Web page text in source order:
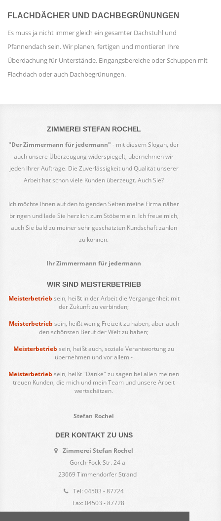
FLACHDÄCHER UND DACHBEGRÜNUNGEN
Es muss ja nicht immer gleich ein gesamter Dachstuhl und
Pfannendach sein. Wir planen, fertigen und montieren Ihre
Überdachung für Unterstände, Eingangsbereiche oder Schuppen mit
Flachdach oder auch Dachbegrünungen.
ZIMMEREI STEFAN ROCHEL
"Der Zimmermann für jedermann" - mit diesem Slogan, der
auch unsere Überzeugung widerspiegelt, übernehmen wir
jeden Ihrer Aufträge. Die Zuverlässigkeit und Qualität unserer
Arbeit hat schon viele Kunden überzeugt. Auch Sie?
Ich möchte Ihnen auf den folgenden Seiten meine Firma näher
bringen und lade Sie herzlich zum Stöbern ein. Ich freue mich,
auch Sie bald zu meiner sehr geschätzten Kundschaft zählen
zu können.
Ihr Zimmermann für jedermann
WIR SIND MEISTERBETRIEB
Meisterbetrieb sein, heißt in der Arbeit die Vergangenheit mit
der Zukunft zu verbinden;
Meisterbetrieb sein, heißt wenig Freizeit zu haben, aber auch
den schönsten Beruf der Welt zu haben;
Meisterbetrieb sein, heißt auch, soziale Verantwortung zu
übernehmen und vor allem -
Meisterbetrieb sein, heißt "Danke" zu sagen bei allen meinen
treuen Kunden, die mich und mein Team und unsere Arbeit
wertschätzen.
Stefan Rochel
DER KONTAKT ZU UNS
Zimmerei Stefan Rochel
Gorch-Fock-Str. 24 a
23669 Timmendorfer Strand
Tel: 04503 - 87724
Fax: 04503 - 87728